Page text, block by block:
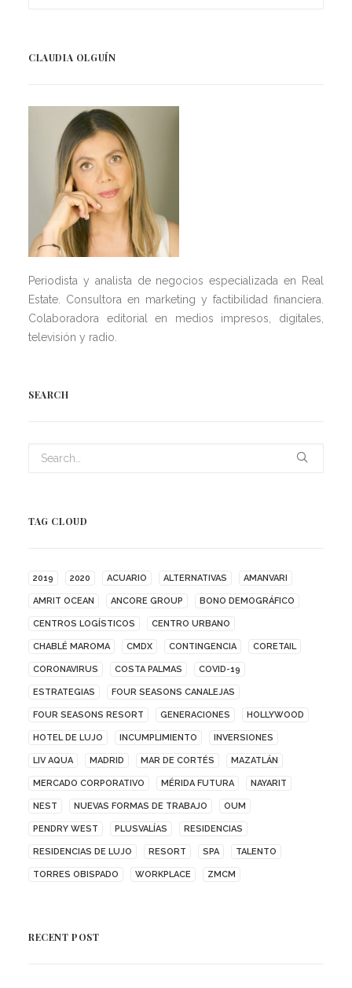
CLAUDIA OLGUÍN
Periodista y analista de negocios especializada en Real
Estate. Consultora en marketing y factibilidad financiera.
Colaboradora editorial en medios impresos, digitales,
televisión y radio.
SEARCH
TAG CLOUD
2019 2020 ACUARIO ALTERNATIVAS AMANVARI
AMRIT OCEAN ANCORE GROUP BONO DEMOGRÁFICO
CENTROS LOGÍSTICOS CENTRO URBANO
CHABLÉ MAROMA CMDX CONTINGENCIA CORETAIL
CORONAVIRUS COSTA PALMAS COVID-19
ESTRATEGIAS FOUR SEASONS CANALEJAS
FOUR SEASONS RESORT GENERACIONES HOLLYWOOD
HOTEL DE LUJO INCUMPLIMIENTO INVERSIONES
LIV AQUA MADRID MAR DE CORTÉS MAZATLÁN
MERCADO CORPORATIVO MÉRIDA FUTURA NAYARIT
NEST NUEVAS FORMAS DE TRABAJO OUM
PENDRY WEST PLUSVALÍAS RESIDENCIAS
RESIDENCIAS DE LUJO RESORT SPA TALENTO
TORRES OBISPADO WORKPLACE ZMCM
RECENT POST